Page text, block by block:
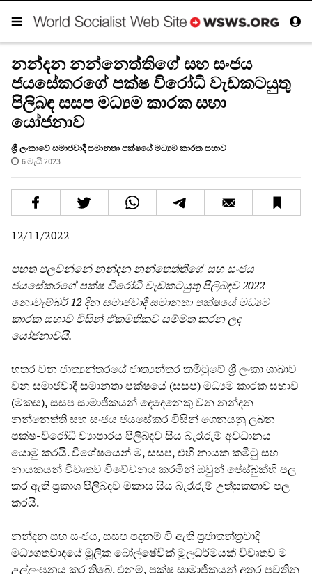
නන්දන නන්නෙත්තිගේ සහ සංජය
ජයසේකරගේ පක්ෂ විරෝධී වැඩකටයුතු
පිලිබඳ සසප මධ්‍යම කාරක සභා
යෝජනාව
ශ්‍රී ලංකාවේ සමාජවාදී සමානතා පක්ෂයේ මධ්‍යම කාරක සභාව
6 මැයි 2023
12/11/2022
පහත පලවන්නේ නන්දන නන්තෙත්තිගේ සහ සංජය
ජයසේකරගේ පක්ෂ විරෝධී වැඩකටයුතු පිලිබඳව 2022
නොවැම්බර් 12 දින සමාජවාදී සමානතා පක්ෂයේ මධ්‍යම
කාරක සභාව විසින් ඒකමතිකව සම්මත කරන ලද
යෝජනාවයි.
හතර වන ජාත්‍යන්තරයේ ජාත්‍යන්තර කමිටුවේ ශ්‍රී ලංකා ශාඛාව
වන සමාජවාදී සමානතා පක්ෂයේ (සසප) මධ්‍යම කාරක සභාව
(මකස), සසප සාමාජිකයන් දෙදෙනෙකු වන නන්දන
නන්නෙත්ති සහ සංජය ජයසේකර විසින් ගෙනයනු ලබන
පක්ෂ-විරෝධී ව්‍යාපාරය පිලිබඳව සිය බැරෑරුම් අවධානය
යොමු කරයි. විශේෂයෙන් ම, සසප, එහි නායක කමිටු සහ
නායකයන් විවෘතව විවේචනය කරමින් ඔවුන් පේස්බුක්හි පල
කර ඇති ප්‍රකාශ පිලිබඳව මකාස සිය බැරෑරුම් උත්සුකතාව පල
කරයි.
නන්දන සහ සංජය, සසප පදනම් වී ඇති ප්‍රජාතන්ත්‍රවාදී
මධ්‍යගතවාදයේ මූලික බෝල්ෂේවික් මූලධර්මයක් විවෘතව ම
උල්ලංඝනය කර තිබේ. එනම්, පක්ෂ සාමාජිකයන් අතර පවතින